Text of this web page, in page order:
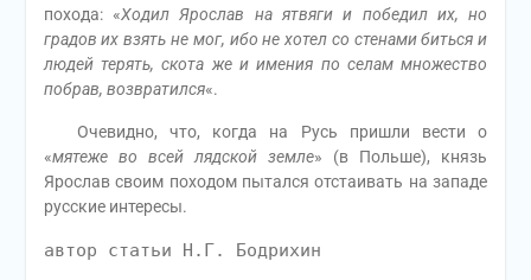
похода: «Ходил Ярослав на ятвяги и победил их, но
градов их взять не мог, ибо не хотел со стенами биться и
людей терять, скота же и имения по селам множество
побрав, возвратился«.
Очевидно, что, когда на Русь пришли вести о
«мятеже во всей лядской земле» (в Польше), князь
Ярослав своим походом пытался отстаивать на западе
русские интересы.
автор статьи Н.Г. Бодрихин